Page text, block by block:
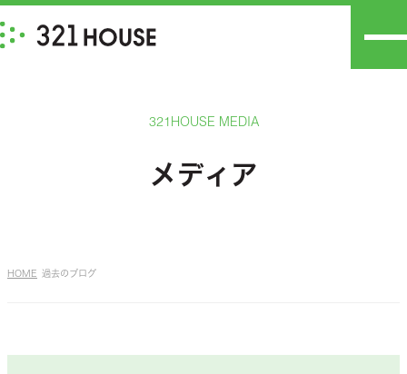
321HOUSE MEDIA
メディア
HOME 過去のブログ